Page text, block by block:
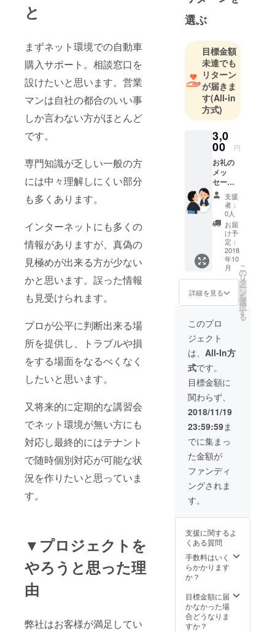
と
まずネット環境での自動車
購入サポート。相談窓口を
設けたいと思います。営業
マンは自社の都合のいい事
しか言わない方がほとんど
です。
専門知識が乏しい一般の方
には中々理解しにくい部分
も多くあります。
インターネットにも多くの
情報がありますが、真偽の
見極めが出来る方が少ない
かと思います。誤った情報
も見受けられます。
プロが公平に判断出来る場
所を提供し、トラブルや損
をする場面をなるべくなく
したいと思います。
又将来的に定期的な講習会
でネット環境が無い方にも
対応し最終的にはテナント
で随時個別対応が可能な状
況を作りたいと思っていま
す。
▼プロジェクトを
やろうと思った理
由
弊社はお客様が満足してい
います。
プロジェク
トにはどん
どん参加し
たいと思い
ます。
まだまだ初
心者ですが
どうぞ宜し
くお願いし
ます。
選ぶ
目標金額
未達でも
リターン
が届きま
す(All-in
方式)
3,0
00 円
お礼の
メッ
セージ
は勿論
お送り
致しま
す。 も
し自動
車購入
に関し
て相談
にのれ
る事が
あれば
個別に
メッ
セージ
等で相
談にの
りま
す。 又
任意で
提示し
た金額
の引き
上げも
可能で
す。 賛
同して
頂ける
方は宜
しくお
願いし
ます。
支援
者：
0人
お届
け予
定：
2018
年10
月
詳細を見る
こ
の
リ
タ
ー
ン
を
選
択
す
る
このプロ
ジェクト
は、 All-In方
式です。
目標金額に
関わらず、
2018/11/19
23:59:59ま
でに集まっ
た金額が
ファンディ
ングされま
す。
支援に関するよ
くある質問
手数料はいく
らかかります
か？
目標金額に届
かなかった場
合どうなりま
すか？